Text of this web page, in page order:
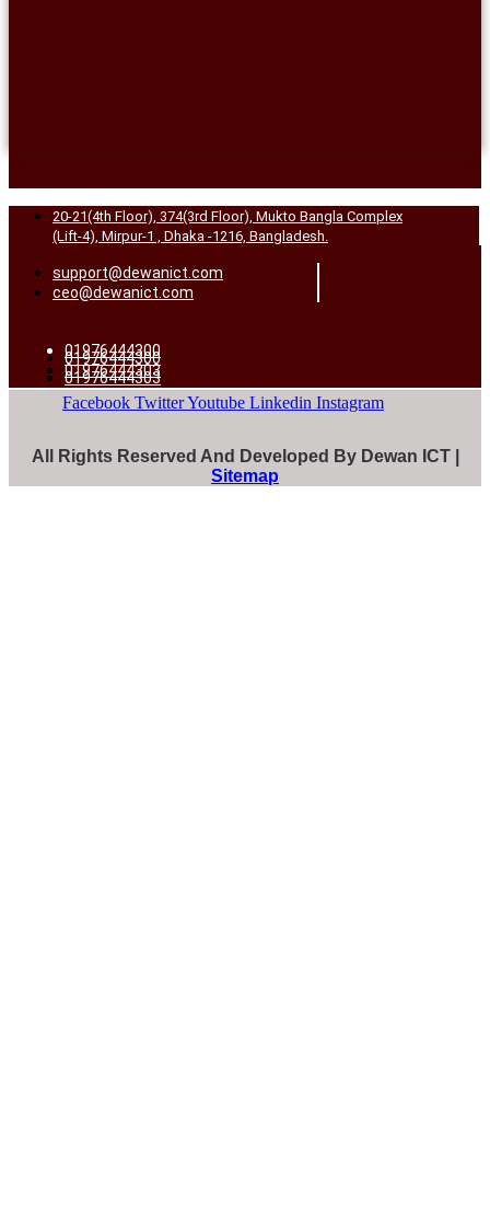
20-21(4th Floor), 374(3rd Floor), Mukto Bangla Complex
(Lift-4), Mirpur-1 , Dhaka -1216, Bangladesh.
support@dewanict.com
ceo@dewanict.com
01976444300
01976444303
01976444300
01976444303
Facebook TwitterYoutube Linkedin Instagram
All Rights Reserved And Developed By Dewan ICT |
Sitemap